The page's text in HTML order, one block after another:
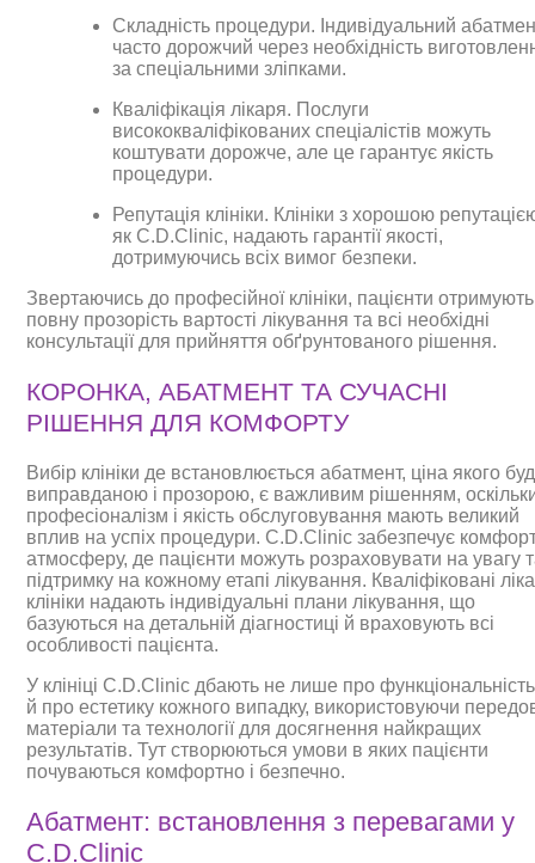
Складність процедури. Індивідуальний
часто дорожчий через необхідність
за спеціальними зліпками.
Кваліфікація лікаря. Послуги
висококваліфікованих спеціалістів можуть
коштувати дорожче, але це гарантує якість
процедури.
Репутація клініки. Клініки з хорошою
як C.D.Clinic, надають гарантії якості,
дотримуючись всіх вимог безпеки.
Звертаючись до професійної клініки, пацієнти отримують
повну прозорість вартості лікування та всі необхідні
консультації для прийняття обґрунтованого рішення.
КОРОНКА, АБАТМЕНТ ТА СУЧАСНІ
РІШЕННЯ ДЛЯ КОМФОРТУ
Вибір клініки де встановлюється абатмент, ціна якого
виправданою і прозорою, є важливим рішенням,
професіоналізм і якість обслуговування мають великий
вплив на успіх процедури. C.D.Clinic забезпечує
атмосферу, де пацієнти можуть розраховувати на увагу
підтримку на кожному етапі лікування. Кваліфіковані
клініки надають індивідуальні плани лікування, що
базуються на детальній діагностиці й враховують всі
особливості пацієнта.
У клініці C.D.Clinic дбають не лише про
й про естетику кожного випадку, використовуючи
матеріали та технології для досягнення найкращих
результатів. Тут створюються умови в яких пацієнти
почуваються комфортно і безпечно.
Абатмент: встановлення з перевагами у
C.D.Clinic